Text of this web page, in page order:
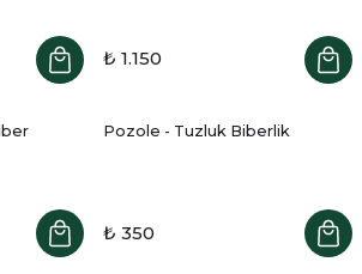
₺ 1.150
Pozole - Tuzluk Biberlik
₺ 350